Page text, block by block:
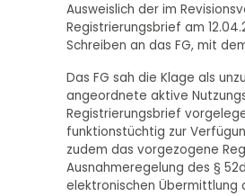
Ausweislich der im
Registrierungsbrief am
Schreiben an das FG, mit
Das FG sah die Klage als
angeordnete aktive
Registrierungsbrief
funktionstüchtig zur
zudem das vorgezogene
Ausnahmeregelung des §
elektronischen Übermittlung